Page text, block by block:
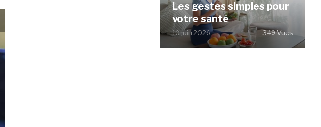
Les gestes simples pour
votre santé
10 juin 2026 349 Vues